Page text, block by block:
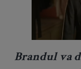
Brandul va